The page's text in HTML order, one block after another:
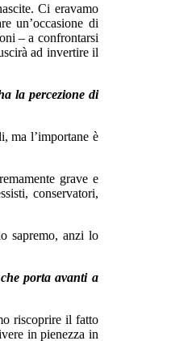
Ci eravamo
un’occasione di
– a confrontarsi
ad invertire il
la percezione di
ma l’importane è
grave e
conservatori,
sapremo, anzi lo
porta avanti a
riscoprire il fatto
in pienezza in